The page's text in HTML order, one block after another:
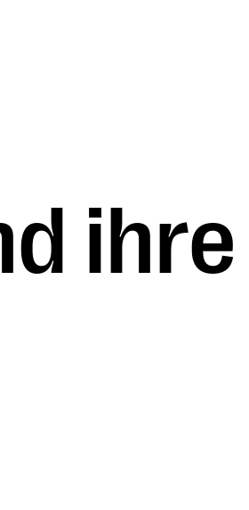
ihre